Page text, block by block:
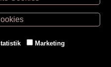
20433
02952/30057
02984/3836
Marketing